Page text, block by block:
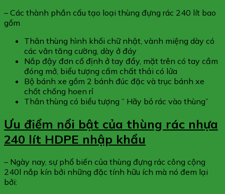
– Các thành phần cấu tạo loại thùng đựng rác 240 lít bao
gồm
Thân thùng hình khối chữ nhật, vành miệng dày có
các vân tăng cường, dày ở đáy
Nắp đậy đơn cố định ở tay đẩy, mặt trên có tay cầm
đóng mở, biểu tượng cấm chất thải có lửa
Bộ bánh xe gồm 2 bánh đúc đặc và trục bánh xe
chốt chống hoen rỉ
Thân thùng có biểu tượng ” Hãy bỏ rác vào thùng”
Ưu điểm nổi bật của thùng rác nhựa
240 lít HDPE nhập khẩu
– Ngày nay, sự phổ biến của thùng đựng rác công cộng
240l nắp kín bởi những đặc tính hữu ích mà nó đem lại
bởi: